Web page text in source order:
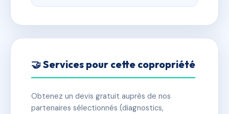
🤝 Services pour cette copropriété
Obtenez un devis gratuit auprès de nos
partenaires sélectionnés (diagnostics,